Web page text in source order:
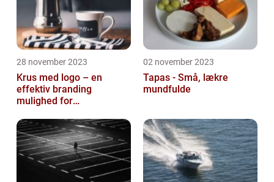
28 november 2023
Krus med logo – en
effektiv branding
mulighed for
02 november 2023
Tapas - Små, lækre
mundfulde